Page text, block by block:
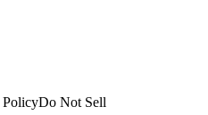
Do Not Sell